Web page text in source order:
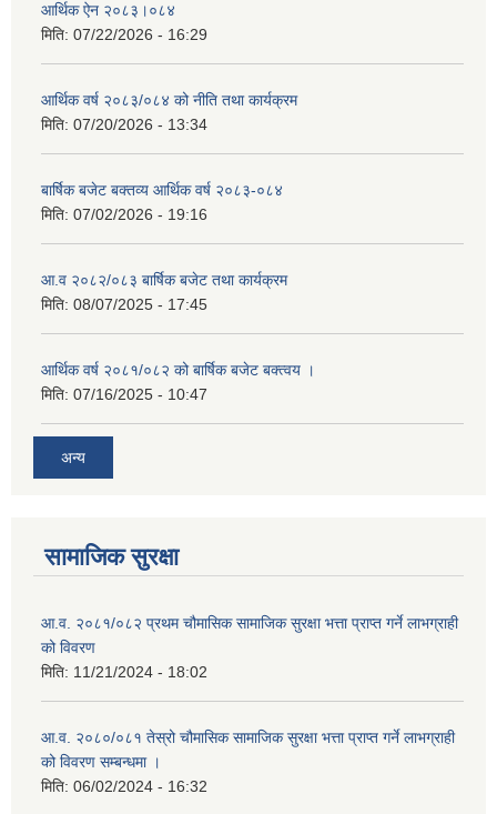
आर्थिक ऐन २०८३।०८४
मिति: 07/22/2026 - 16:29
आर्थिक वर्ष २०८३/०८४ को नीति तथा कार्यक्रम
मिति: 07/20/2026 - 13:34
बार्षिक बजेट बक्तव्य आर्थिक वर्ष २०८३-०८४
मिति: 07/02/2026 - 19:16
आ.व २०८२/०८३ बार्षिक बजेट तथा कार्यक्रम
मिति: 08/07/2025 - 17:45
आर्थिक वर्ष २०८१/०८२ को बार्षिक बजेट बक्त्वय ।
मिति: 07/16/2025 - 10:47
अन्य
सामाजिक सुरक्षा
आ.व. २०८१/०८२ प्रथम चौमासिक सामाजिक सुरक्षा भत्ता प्राप्त गर्ने लाभग्राही
को विवरण
मिति: 11/21/2024 - 18:02
आ.व. २०८०/०८१ तेस्रो चौमासिक सामाजिक सुरक्षा भत्ता प्राप्त गर्ने लाभग्राही
को विवरण सम्बन्धमा ।
मिति: 06/02/2024 - 16:32